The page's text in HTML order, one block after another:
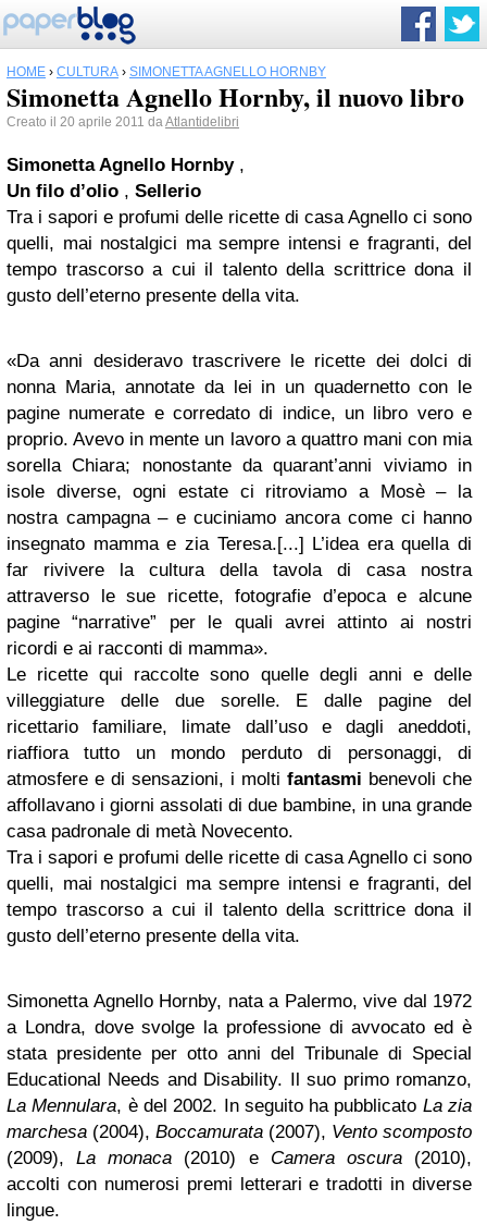
HOME › CULTURA › SIMONETTA AGNELLO HORNBY
Simonetta Agnello Hornby, il nuovo libro
Creato il 20 aprile 2011 daAtlantidelibri
Simonetta Agnello Hornby ,
Un filo d’olio , Sellerio
Tra i sapori e profumi delle ricette di casa Agnello ci sono
quelli, mai nostalgici ma sempre intensi e fragranti, del
tempo trascorso a cui il talento della scrittrice dona il
gusto dell’eterno presente della vita.
«Da anni desideravo trascrivere le ricette dei dolci di
nonna Maria, annotate da lei in un quadernetto con le
pagine numerate e corredato di indice, un libro vero e
proprio. Avevo in mente un lavoro a quattro mani con mia
sorella Chiara; nonostante da quarant’anni viviamo in
isole diverse, ogni estate ci ritroviamo a Mosè – la
nostra campagna – e cuciniamo ancora come ci hanno
insegnato mamma e zia Teresa.[...] L’idea era quella di
far rivivere la cultura della tavola di casa nostra
attraverso le sue ricette, fotografie d’epoca e alcune
pagine “narrative” per le quali avrei attinto ai nostri
ricordi e ai racconti di mamma».
Le ricette qui raccolte sono quelle degli anni e delle
villeggiature delle due sorelle. E dalle pagine del
ricettario familiare, limate dall’uso e dagli aneddoti,
riaffiora tutto un mondo perduto di personaggi, di
atmosfere e di sensazioni, i molti fantasmi benevoli che
affollavano i giorni assolati di due bambine, in una grande
casa padronale di metà Novecento.
Tra i sapori e profumi delle ricette di casa Agnello ci sono
quelli, mai nostalgici ma sempre intensi e fragranti, del
tempo trascorso a cui il talento della scrittrice dona il
gusto dell’eterno presente della vita.
Simonetta Agnello Hornby, nata a Palermo, vive dal 1972
a Londra, dove svolge la professione di avvocato ed è
stata presidente per otto anni del Tribunale di Special
Educational Needs and Disability. Il suo primo romanzo,
La Mennulara, è del 2002. In seguito ha pubblicato La zia
marchesa (2004), Boccamurata (2007), Vento scomposto
(2009),La monaca (2010) e Camera oscura (2010),
accolti con numerosi premi letterari e tradotti in diverse
lingue.